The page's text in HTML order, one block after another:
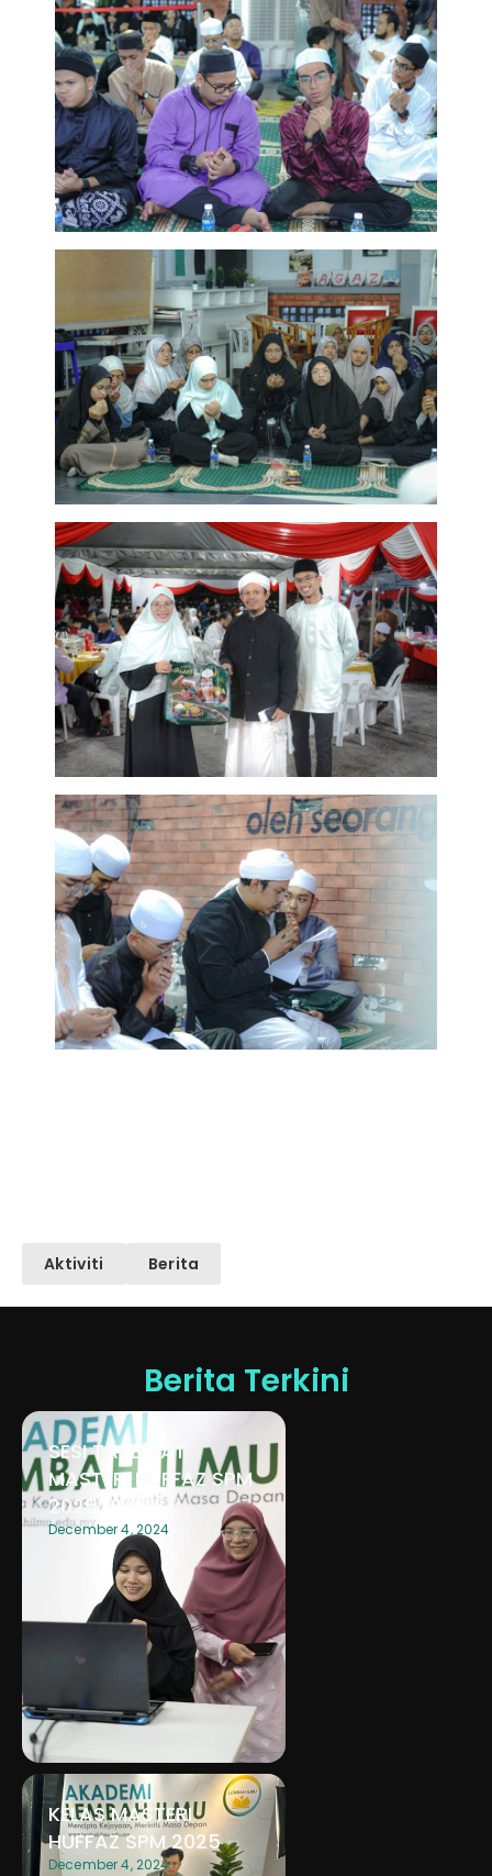
Aktiviti Berita
Berita Terkini
SESI TAKLIMAT
MASTERI HUFFAZ SPM
2025
December 4, 2024
KELAS MASTERI
HUFFAZ SPM 2025
December 4, 2024